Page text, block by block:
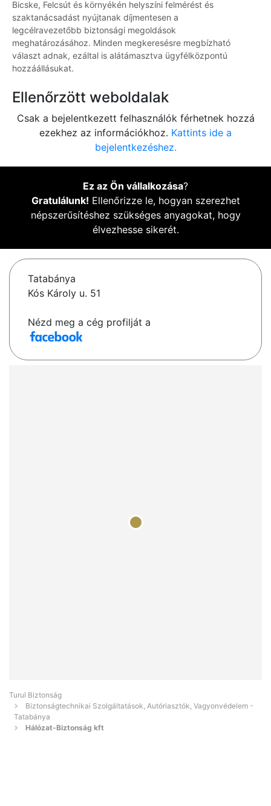
Bicske, Felcsút és környékén helyszíni felmérést és
szaktanácsadást nyújtanak díjmentesen a
legcélravezetőbb biztonsági megoldások
meghatározásához. Minden megkeresésre megbízható
választ adnak, ezáltal is alátámasztva ügyfélközpontú
hozzáállásukat.
Ellenőrzött weboldalak
Csak a bejelentkezett felhasználók férhetnek hozzá
ezekhez az információkhoz. Kattints ide a
bejelentkezéshez.
Ez az Ön vállalkozása?
Gratulálunk! Ellenőrizze le, hogyan szerezhet
népszerűsítéshez szükséges anyagokat, hogy
élvezhesse sikerét.
Tatabánya
Kós Károly u. 51
Nézd meg a cég profilját a
Turul Biztonság
Biztonságtechnikai Szolgáltatások, Autóriasztók, Vagyonvédelem -
Tatabánya
Hálózat-Biztonság kft